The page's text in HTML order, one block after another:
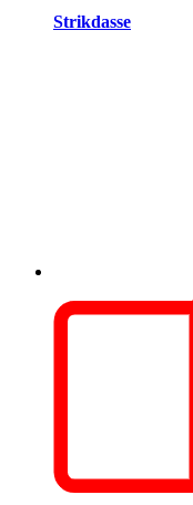
Strikdasse